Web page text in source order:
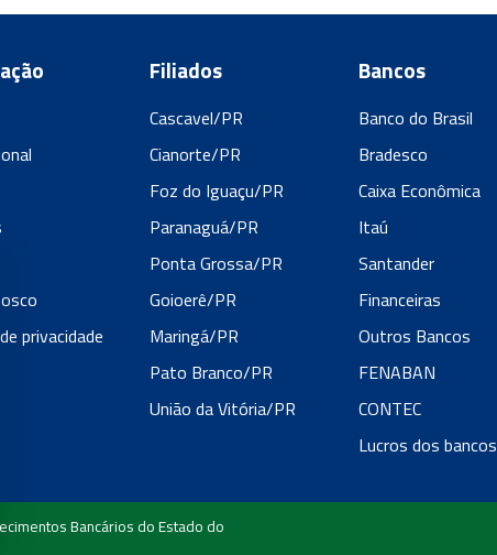
de privacidade
Filiados
Cascavel/PR
Cianorte/PR
Foz do Iguaçu/PR
Paranaguá/PR
Ponta Grossa/PR
Goioerê/PR
Maringá/PR
Pato Branco/PR
União da Vitória/PR
Bancos
Banco do Brasil
Bradesco
Caixa Econômica
Itaú
Santander
Financeiras
Outros Bancos
FENABAN
CONTEC
Lucros dos bancos
Bancários do Estado do